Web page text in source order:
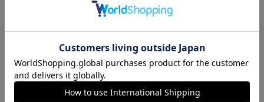
この商品を使ったコーディネート もっと見る